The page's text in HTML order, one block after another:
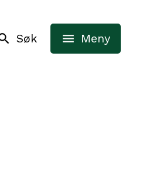
Søk Meny